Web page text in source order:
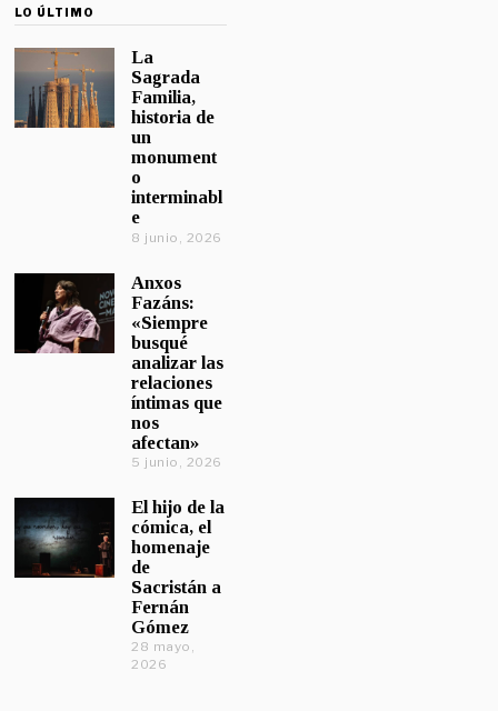
LO ÚLTIMO
La
Sagrada
Familia,
historia de
un
monument
o
interminabl
e
8 junio, 2026
Anxos
Fazáns:
«Siempre
busqué
analizar las
relaciones
íntimas que
nos
afectan»
5 junio, 2026
El hijo de la
cómica, el
homenaje
de
Sacristán a
Fernán
Gómez
28 mayo,
2026